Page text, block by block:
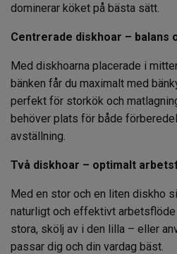
dominerar köket på bästa sätt.
Centrerade diskhoar – balans
Med diskhoarna placerade i
bänken får du maximalt med
perfekt för storkök och
behöver plats för både
avställning.
Två diskhoar – optimalt
Med en stor och en liten diskho
naturligt och effektivt
stora, skölj av i den lilla – eller
passar dig och din vardag bäst.